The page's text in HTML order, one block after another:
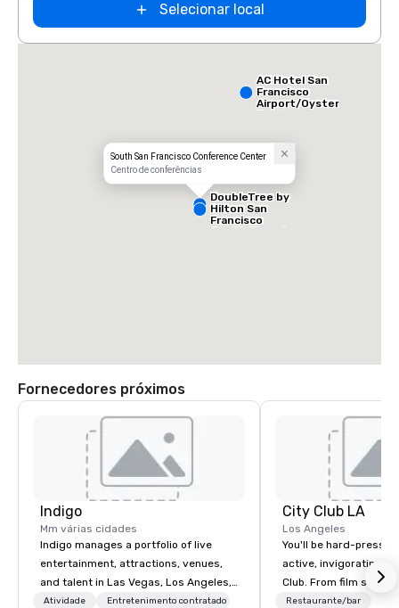
Selecionar local
South San Francisco Conference Center
Centro de conferências
DoubleTree by
Hilton San
Francisco
AC Hotel San
Francisco
Airport/Oyster
Point
Fornecedores próximos
Indigo
Mm várias cidades
Indigo manages a portfolio of live
entertainment, attractions, venues,
and talent in Las Vegas, Los Angeles,
and Atlantic City. We specialize in
Atividade Entretenimento contratado
City Club LA
Los Angeles
You'll be hard-
active, invigorating
Club. From film
dinners to high-
Restaurante/bar